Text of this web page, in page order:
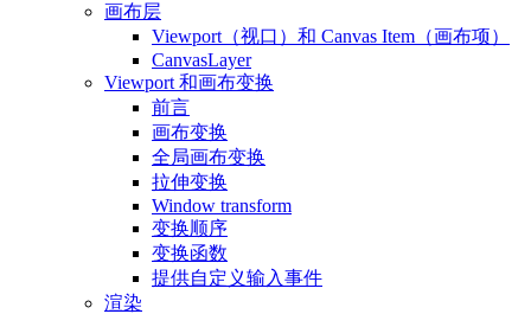
画布层
Viewport（视口）和 Canvas Item（画布项）
CanvasLayer
Viewport 和画布变换
前言
画布变换
全局画布变换
拉伸变换
Window transform
变换顺序
变换函数
提供自定义输入事件
渲染